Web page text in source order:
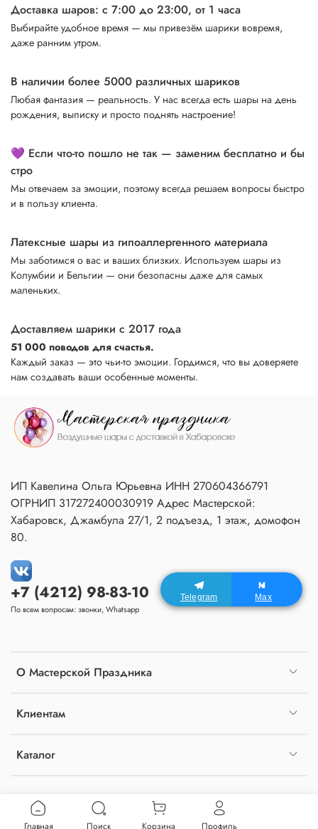
Доставка шаров: с 7:00 до 23:00, от 1 часа
Выбирайте удобное время — мы привезём шарики вовремя,
даже ранним утром.
В наличии более 5000 различных шариков
Любая фантазия — реальность. У нас всегда есть шары на день
рождения, выписку и просто поднять настроение!
💜 Если что-то пошло не так — заменим бесплатно и бы
стро
Мы отвечаем за эмоции, поэтому всегда решаем вопросы быстро
и в пользу клиента.
Латексные шары из гипоаллергенного материала
Мы заботимся о вас и ваших близких. Используем шары из
Колумбии и Бельгии — они безопасны даже для самых
маленьких.
Доставляем шарики с 2017 года
51 000 поводов для счастья.
Каждый заказ — это чьи-то эмоции. Гордимся, что вы доверяете
нам создавать ваши особенные моменты.
О Мастерской Праздника
Клиентам
Каталог
+7 (4212) 98-83-10
По всем вопросам: звонки, Whatsapp
ИП Кавелина Ольга Юрьевна ИНН 270604366791
ОГРНИП 317272400030919 Адрес Мастерской:
Хабаровск, Джамбула 27/1, 2 подъезд, 1 этаж, домофон
80.
Главная Поиск Корзина Профиль
Telegram Max